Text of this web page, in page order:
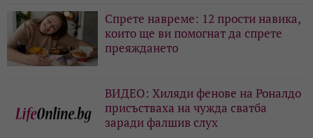
Спрете навреме: 12 прости навика,
които ще ви помогнат да спрете
преяждането
ВИДЕО: Хиляди фенове на Роналдо
присъстваха на чужда сватба
заради фалшив слух